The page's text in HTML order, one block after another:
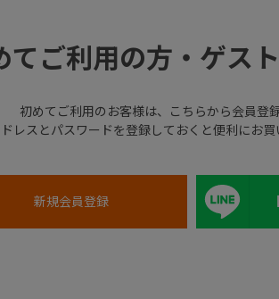
てご利用の方・ゲス
初めてご利用のお客様は、こちらから会員登
レスとパスワードを登録しておくと便利にお買